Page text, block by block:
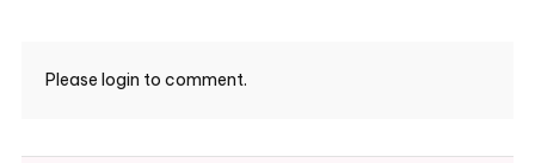
Please login to comment.